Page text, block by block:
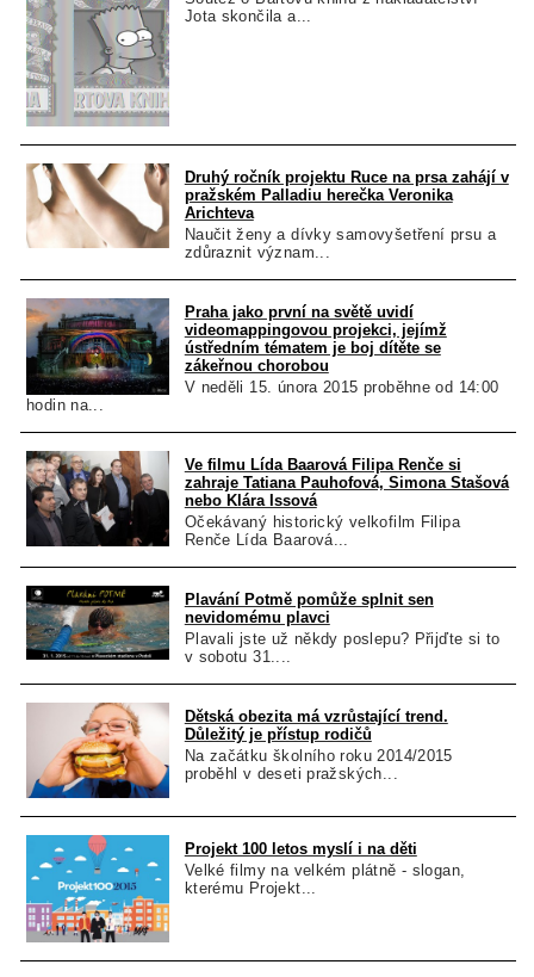
Jota skončila a...
Druhý ročník projektu Ruce na prsa zahájí v
pražském Palladiu herečka Veronika
Arichteva
Naučit ženy a dívky samovyšetření prsu a
zdůraznit význam...
Praha jako první na světě uvidí
videomappingovou projekci, jejímž
ústředním tématem je boj dítěte se
zákeřnou chorobou
V neděli 15. února 2015 proběhne od 14:00
hodin na...
Ve filmu Lída Baarová Filipa Renče si
zahraje Tatiana Pauhofová, Simona Stašová
nebo Klára Issová
Očekávaný historický velkofilm Filipa
Renče Lída Baarová...
Plavání Potmě pomůže splnit sen
nevidomému plavci
Plavali jste už někdy poslepu? Přijďte si to
v sobotu 31....
Dětská obezita má vzrůstající trend.
Důležitý je přístup rodičů
Na začátku školního roku 2014/2015
proběhl v deseti pražských...
Projekt 100 letos myslí i na děti
Velké filmy na velkém plátně - slogan,
kterému Projekt...